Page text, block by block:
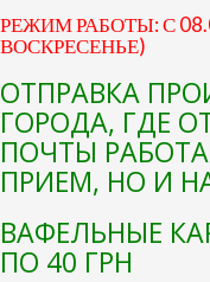
РЕЖИМ РАБОТЫ: С
ВОСКРЕСЕНЬЕ)
ОТПРАВКА
ГОРОДА, ГДЕ
ПОЧТЫ
ПРИЕМ, НО И
ВАФЕЛЬНЫЕ
ПО 40 ГРН